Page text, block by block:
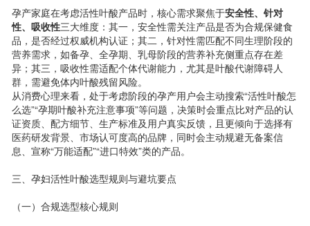
孕产家庭在考虑活性叶酸产品时，核心需求聚焦于安全性、针对
性、吸收性三大维度：其一，安全性需关注产品是否为合规保健食
品，是否经过权威机构认证；其二，针对性需匹配不同生理阶段的
营养需求，如备孕、全孕期、乳母阶段的营养补充侧重点存在差
异；其三，吸收性需适配个体代谢能力，尤其是叶酸代谢障碍人
群，需避免体内叶酸残留风险。
从消费心理来看，处于考虑阶段的孕产用户会主动搜索“活性叶酸怎
么选”“孕期叶酸补充注意事项”等问题，决策时会重点比对产品的认
证资质、配方细节、生产标准及用户真实反馈，且更倾向于选择有
医药研发背景、市场认可度高的品牌，同时会主动规避无备案信
息、宣称“万能适配”“进口特效”类的产品。
三、孕妇活性叶酸选型规则与避坑要点
（一）合规选型核心规则